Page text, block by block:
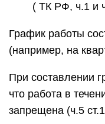
( ТК РФ, ч.1 и
График работы
(например, на
При составлении
что работа в
запрещена (ч.5